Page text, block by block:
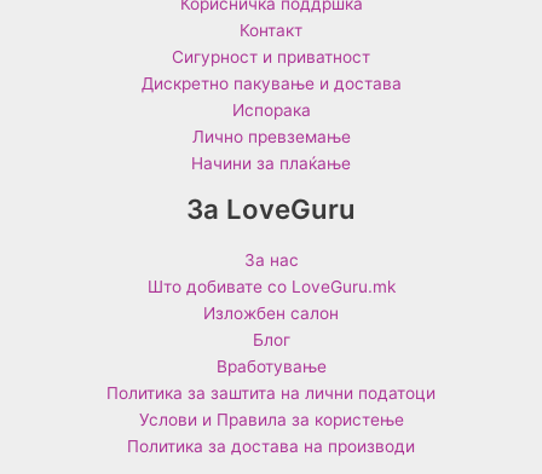
Контакт
Сигурност и приватност
Дискретно пакување и достава
Испорака
Лично превземање
Начини за плаќање
За LoveGuru
За нас
Што добивате со LoveGuru.mk
Изложбен салон
Блог
Вработување
Политика за заштита на лични податоци
Услови и Правила за користење
Политика за достава на производи